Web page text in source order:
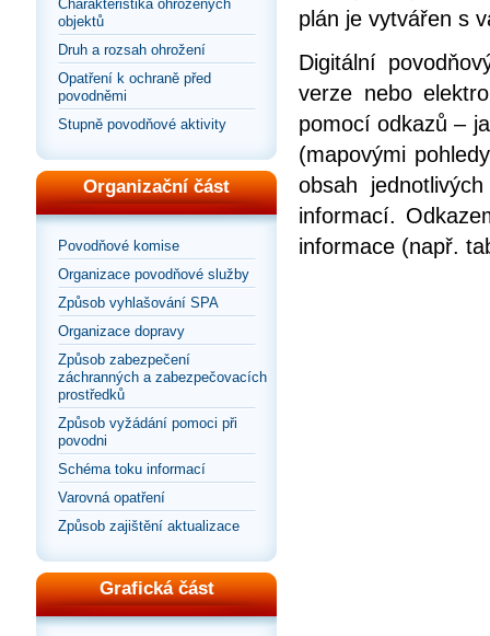
Charakteristika ohrožených
objektů
Druh a rozsah ohrožení
Opatření k ochraně před
povodněmi
Stupně povodňové aktivity
Organizační část
Povodňové komise
Organizace povodňové služby
Způsob vyhlašování SPA
Organizace dopravy
Způsob zabezpečení
záchranných a zabezpečovacích
prostředků
Způsob vyžádání pomoci při
povodni
Schéma toku informací
Varovná opatření
Způsob zajištění aktualizace
Grafická část
plán je vytvářen s
Digitální
verze nebo
pomocí odkazů –
(mapovými
obsah
informací.
informace (např.